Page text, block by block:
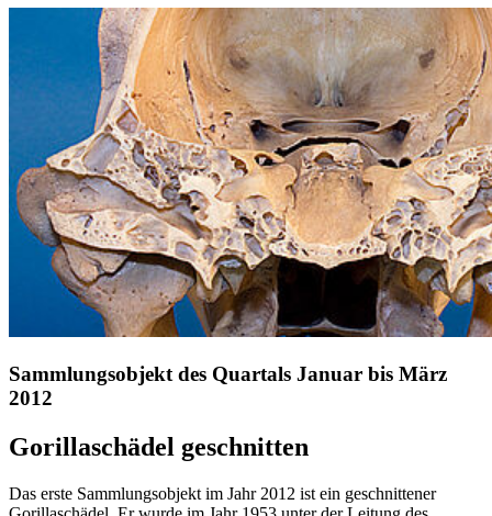
Sammlungsobjekt des Quartals Januar bis März
2012
Gorillaschädel geschnitten
Das erste Sammlungsobjekt im Jahr 2012 ist ein geschnittener